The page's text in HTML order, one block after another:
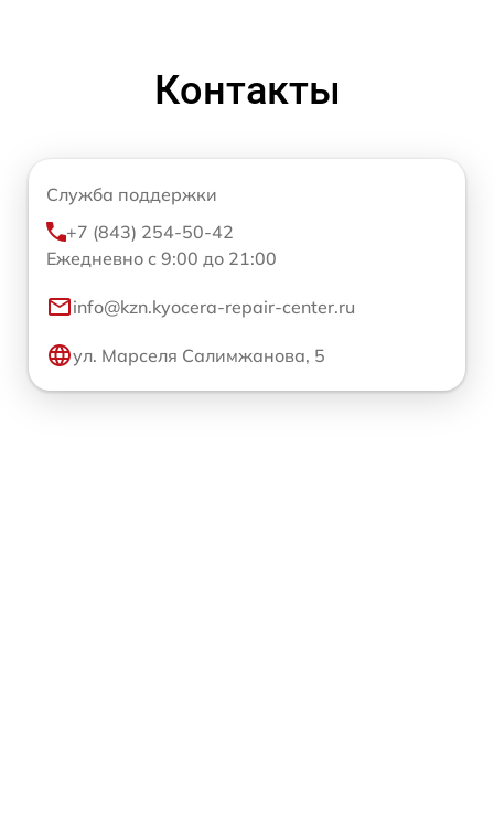
Контакты
Служба поддержки
+7 (843) 254-50-42
Ежедневно с 9:00 до 21:00
info@kzn.kyocera-repair-center.ru
ул. Марселя Салимжанова, 5